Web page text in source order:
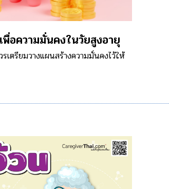
พื่อความมั่นคงในวัยสูงอายุ
เตรียมวางแผนสร้างความมั่นคงไว้ให้